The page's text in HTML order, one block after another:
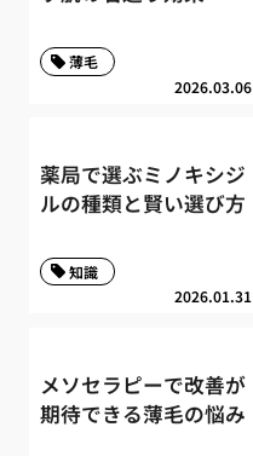
2026.03.06
薄毛
薬局で選ぶミノキシジ
ルの種類と賢い選び方
2026.01.31
知識
メソセラピーで改善が
期待できる薄毛の悩み